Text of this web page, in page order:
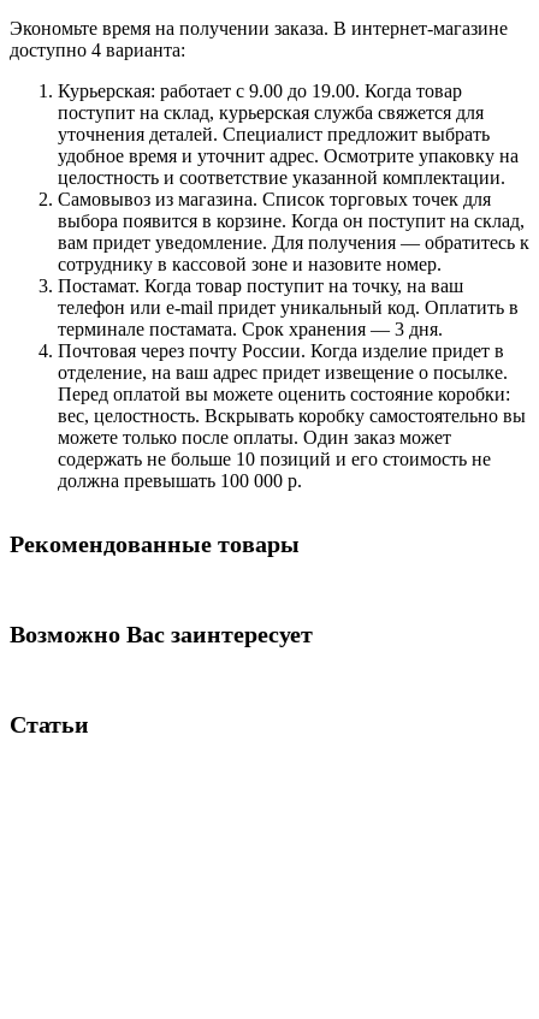
Экономьте время на получении заказа. В интернет-магазине
доступно 4 варианта:
Курьерская: работает с 9.00 до 19.00. Когда товар
поступит на склад, курьерская служба свяжется для
уточнения деталей. Специалист предложит выбрать
удобное время и уточнит адрес. Осмотрите упаковку на
целостность и соответствие указанной комплектации.
Самовывоз из магазина. Список торговых точек для
выбора появится в корзине. Когда он поступит на склад,
вам придет уведомление. Для получения — обратитесь к
сотруднику в кассовой зоне и назовите номер.
Постамат. Когда товар поступит на точку, на ваш
телефон или e-mail придет уникальный код. Оплатить в
терминале постамата. Срок хранения — 3 дня.
Почтовая через почту России. Когда изделие придет в
отделение, на ваш адрес придет извещение о посылке.
Перед оплатой вы можете оценить состояние коробки:
вес, целостность. Вскрывать коробку самостоятельно вы
можете только после оплаты. Один заказ может
содержать не больше 10 позиций и его стоимость не
должна превышать 100 000 р.
Рекомендованные товары
Возможно Вас заинтересует
Статьи